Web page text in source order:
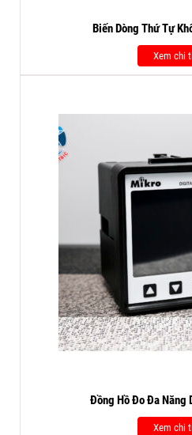
Biến Dòng Thứ Tự
Xem chi
Đồng Hồ Đo Đa Năng
Xem chi